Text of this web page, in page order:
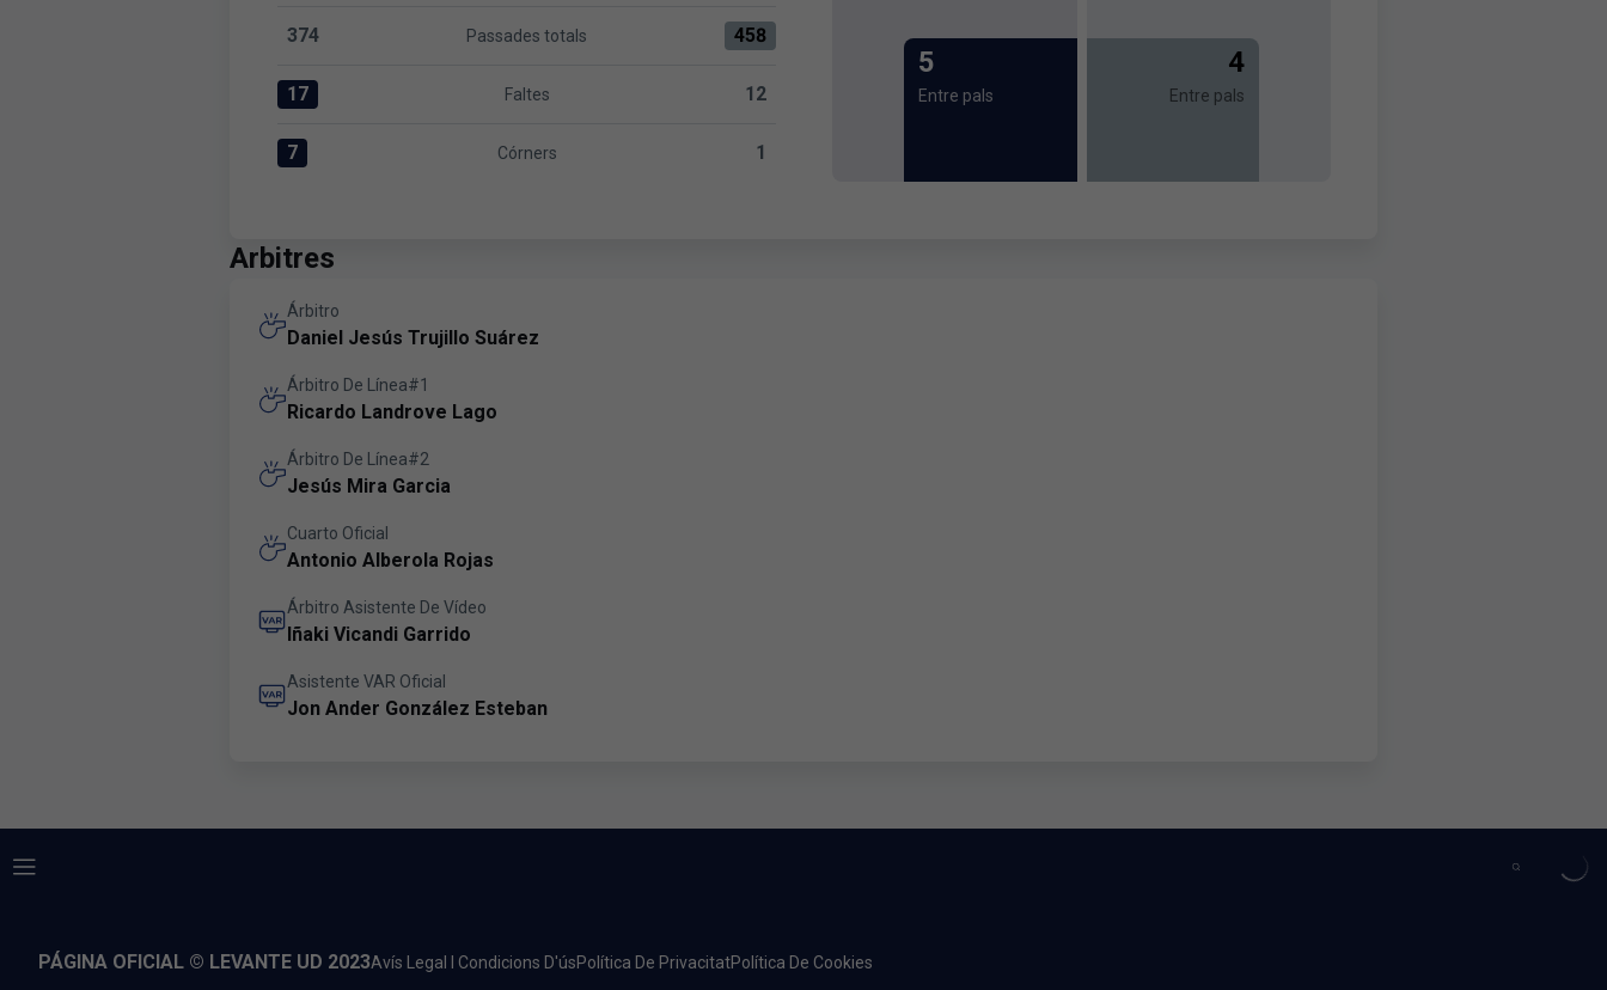
Passades totals:Levante UD 374 versus Granada CF 458
374 Passades totals 458
Faltes:Levante UD 17 versus Granada CF 12
17 Faltes 12
Córners:Levante UD 7 versus Granada CF 1
7 Córners 1
5
Entre pals
4
Entre pals
Arbitres
Árbitro
Daniel Jesús Trujillo Suárez
Árbitro De Línea#1
Ricardo Landrove Lago
Árbitro De Línea#2
Jesús Mira Garcia
Cuarto Oficial
Antonio Alberola Rojas
Árbitro Asistente De Vídeo
Iñaki Vicandi Garrido
Asistente VAR Oficial
Jon Ander González Esteban
Avís Legal I Condicions D'úsPolítica De PrivacitatPolítica De Cookies
PÁGINA OFICIAL © LEVANTE UD 2023